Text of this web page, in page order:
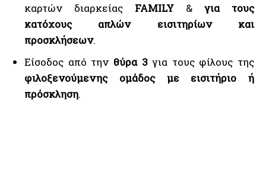
καρτών διαρκείας FAMILY & για τους
κατόχους απλών εισιτηρίων και
προσκλήσεων.
Είσοδος από την θύρα 3για τους φίλους της
φιλοξενούμενης ομάδος με εισιτήριο ή
πρόσκληση.